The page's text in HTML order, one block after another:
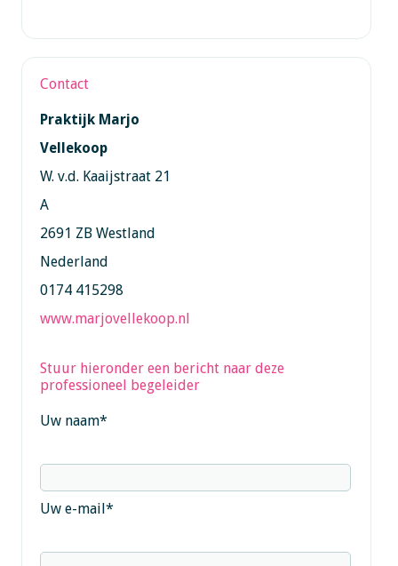
Contact
Praktijk Marjo
Vellekoop
W. v.d. Kaaijstraat 21
A
2691 ZB Westland
Nederland
0174 415298
www.marjovellekoop.nl
Stuur hieronder een bericht naar deze
professioneel begeleider
Uw naam*
Uw e-mail*